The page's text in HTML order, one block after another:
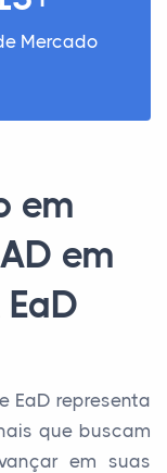
Mercado
em
em
EaD representa
que buscam
em suas